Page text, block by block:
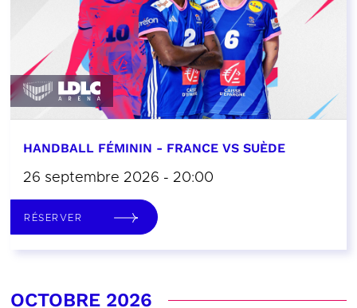
HANDBALL FÉMININ - FRANCE VS SUÈDE
26 septembre 2026 - 20:00
RÉSERVER
OCTOBRE 2026